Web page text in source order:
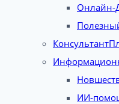
Онлайн-
ИИ-